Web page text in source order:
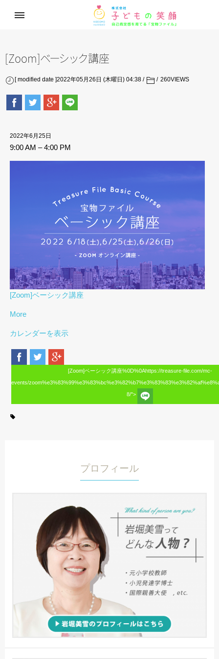
[Zoom ベーシック講座
[ modified date ]2022年05月26日 (木曜日) 04:38 260VIEWS
2022年6月25日
9:00 AM –4:00 PM
[Zoom]ベーシック講座
More
カレンダーを表示
[Zoom]ベーシック講座%0D%0Ahttps://treasure-file.com/mc-
events/
8/">
プロフィール